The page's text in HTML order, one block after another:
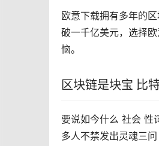
欧意下载拥有多年的
破一千亿美元，选择
恼。
区块链是块宝 比
要说如今什么 社会 性
多人不禁发出灵魂三